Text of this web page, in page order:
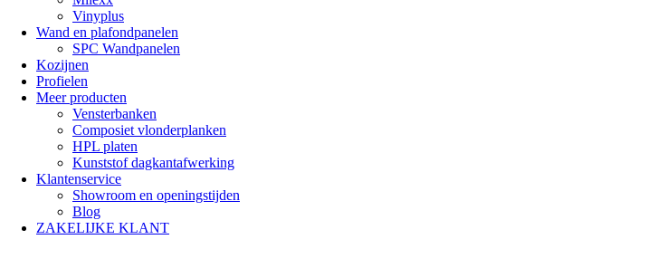
Vinyplus
Wand en plafondpanelen
SPC Wandpanelen
Kozijnen
Profielen
Meer producten
Vensterbanken
Composiet vlonderplanken
HPL platen
Kunststof dagkantafwerking
Klantenservice
Showroom en openingstijden
Blog
ZAKELIJKE KLANT